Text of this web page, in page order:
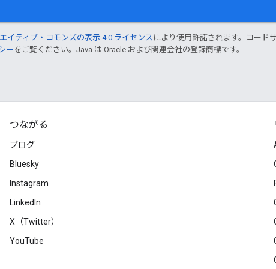
イティブ・コモンズの表示 4.0 ライセンスにより使用許諾されます。コード
ー をご覧ください。Java は Oracle および関連会社の登録商標です。
つながる
ブログ
Bluesky
Instagram
LinkedIn
X（Twitter）
YouTube